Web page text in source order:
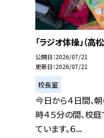
「ラジオ体操」（高
公開日 2026/07/21
更新日 2026/07/21
校長室
今日から４日間、
時４５分の間、校
ています。６...